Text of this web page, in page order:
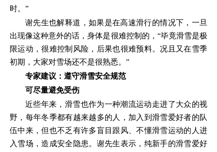
时。”
谢先生也解释道，如果是在高速滑行的情况下，一旦
出现像这种意外的话，身体是很难控制的，“毕竟滑雪是极
限运动，很难控制风险，后果也很难预料。况且又在雪季
初期，大家对雪场还不是很熟悉。”
专家建议：遵守滑雪安全规范
可尽量避免受伤
近些年来，滑雪也作为一种潮流运动走进了大众的视
野，每年冬季都有越来越多的人，加入到滑雪爱好者的队
伍中来，但也不乏有许多盲目跟风、不懂滑雪运动的人进
入雪场，造成安全隐患。谢先生表示，纯新手的滑雪爱好